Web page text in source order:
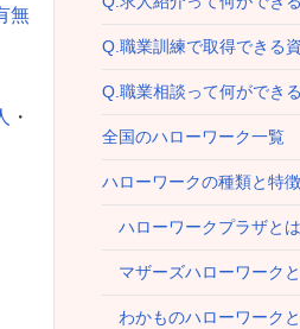
無
・
Q.職業訓練で取得できる
Q.職業相談って何ができ
全国のハローワーク一覧
ハローワークの種類と特徴
ハローワークプラザと
マザーズハローワーク
わかものハローワーク